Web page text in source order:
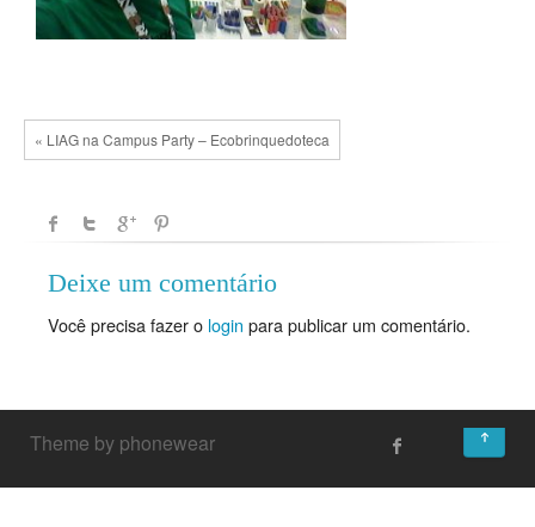
« LIAG na Campus Party – Ecobrinquedoteca
Deixe um comentário
Você precisa fazer o login para publicar um comentário.
Theme by phonewear
↑